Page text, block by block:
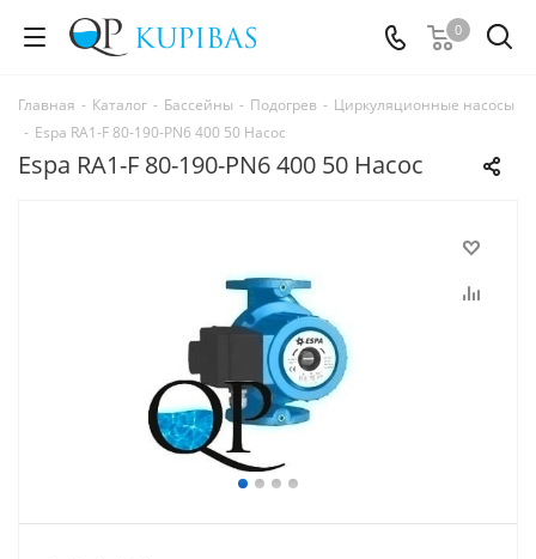
0
Главная - Каталог - Бассейны - Подогрев - Циркуляционные насосы
- Espa RA1-F 80-190-PN6 400 50 Насос
Espa RA1-F 80-190-PN6 400 50 Насос